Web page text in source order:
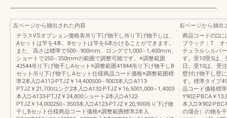
左ページから抽出された内容
テラスVSオプション価格表吊り下げ物干し吊り下げ物干しは、
Aセットは竿を4本、Bセットは竿を6本かけることができます。
また、高さは標準で500∼900mm、ロングで1,000∼1,400mm、
ショートで250∼350mmの範囲で調整可能です。※調整範囲
43544吊り下げ物干しAセット※調整範囲41844吊り下げ物干しB
セット吊り下げ物干しAセット仕様商品コード価格※調整範囲標
準2本入□-A112-PTJZ￥14,400500∼9003本入□-A113-
PTJZ￥21,700ロング2本入□-A132-PTJZ￥16,5001,000∼1,4003
本入□-A133-PTJZ￥24,800ショート2本入□-A122-
PTJZ￥14,000250∼3503本入□-A123-PTJZ￥20,900吊り下げ物
干しBセット仕様商品コード価格※調整範囲標準2本入
右ページから抽出
商品コードの□
ブラック：T オ
チュラルシルバ
す。受10受5は、
日。受10は、受
壁付け物干し壁
す。標準タイプ
品コード価格標
Y902-PBCA￥
本入□-X902-
の場合）の物を